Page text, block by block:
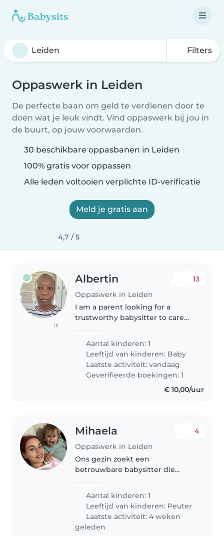
Filters
Oppaswerk in Leiden
De perfecte baan om geld te verdienen door te
doen wat je leuk vindt. Vind oppaswerk bij jou in
de buurt, op jouw voorwaarden.
30 beschikbare oppasbanen in Leiden
100% gratis voor oppassen
Alle leden voltooien verplichte ID-verificatie
Meld je gratis aan
4,7 / 5
(1)
Albertin
Oppaswerk in Leiden
13
I am a parent looking for a
trustworthy babysitter to care
traveling from Switzerland for a
conference (2-3 September
2026) in Leiden. So, i need
someone..
Aantal kinderen: 1
Leeftijd van kinderen: Baby
Laatste activiteit: vandaag
Geverifieerde boekingen: 1
€ 10,00/uur
Mihaela
Oppaswerk in Leiden
4
Ons gezin zoekt een
betrouwbare babysitter die
omgaan. Voorkeur voor iemand
die Engels en Roemeens
spreekt.
Aantal kinderen: 1
Leeftijd van kinderen: Peuter
Laatste activiteit: 4 weken
geleden